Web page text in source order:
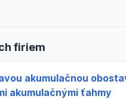
firiem
akumulačnou
akumulačnými ťahmy